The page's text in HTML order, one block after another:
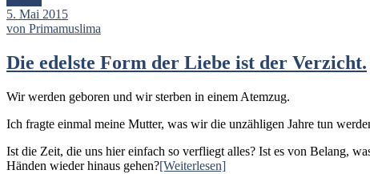
5. Mai 2015
von Primamuslima
Die edelste Form der Liebe ist der Verzicht.
Wir werden geboren und wir sterben in einem Atemzug.
Ich fragte einmal meine Mutter, was wir die unzähligen Jahre tun
Ist die Zeit, die uns hier einfach so verfliegt alles? Ist es von Belang,
Händen wieder hinaus gehen?[Weiterlesen]